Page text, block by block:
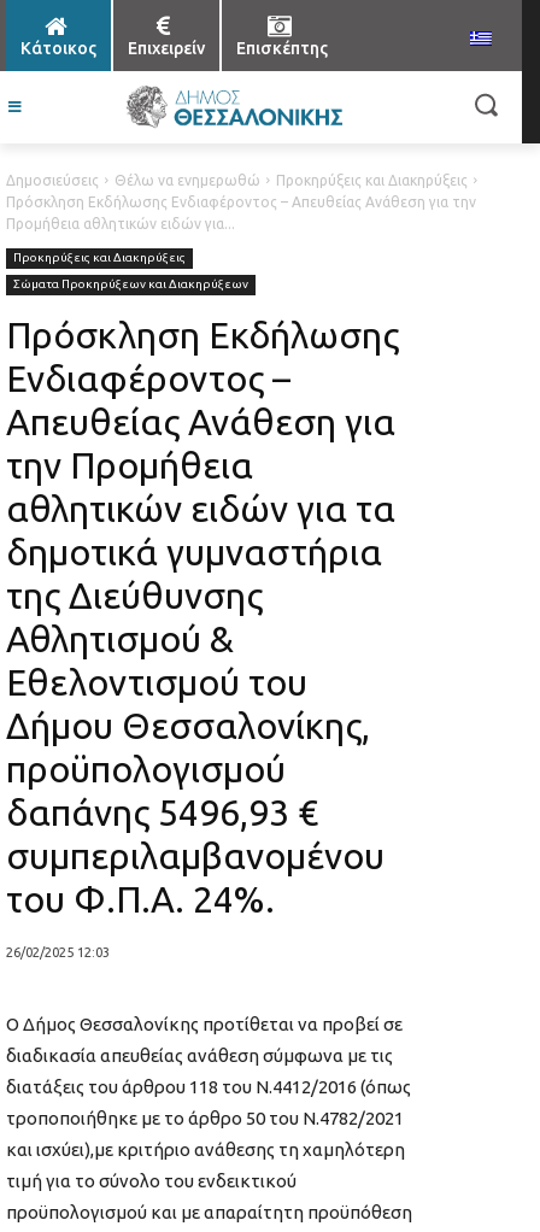
Κάτοικος Επιχειρείν Επισκέπτης
Δημοσιεύσεις Θέλω να ενημερωθώ
Προκηρύξεις και Διακηρύξεις
Πρόσκληση Εκδήλωσης Ενδιαφέροντος – Απευθείας Ανάθεση για την
Προμήθεια αθλητικών ειδών για...
Προκηρύξεις και Διακηρύξεις
Σώματα Προκηρύξεων και Διακηρύξεων
Πρόσκληση Εκδήλωσης
Ενδιαφέροντος –
Απευθείας Ανάθεση για
την Προμήθεια
αθλητικών ειδών για τα
δημοτικά γυμναστήρια
της Διεύθυνσης
Αθλητισμού &
Εθελοντισμού του
Δήμου Θεσσαλονίκης,
προϋπολογισμού
δαπάνης 5496,93 €
συμπεριλαμβανομένου
του Φ.Π.Α. 24%.
26/02/2025 12:03
Ο Δήμος Θεσσαλονίκης προτίθεται να προβεί σε
διαδικασία απευθείας ανάθεση σύμφωνα με τις
διατάξεις του άρθρου 118 του Ν.4412/2016 (όπως
τροποποιήθηκε με το άρθρο 50 του Ν.4782/2021
και ισχύει),με κριτήριο ανάθεσης τη χαμηλότερη
τιμή για το σύνολο του ενδεικτικού
προϋπολογισμού και με απαραίτητη προϋπόθεση